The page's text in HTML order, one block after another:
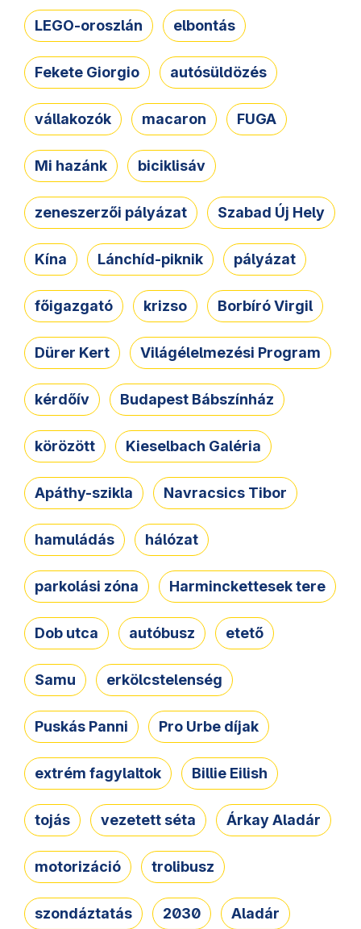
LEGO-oroszlán elbontás
Fekete Giorgio autósüldözés
vállakozók macaron FUGA
Mi hazánk biciklisáv
zeneszerzői pályázat Szabad Új Hely
Kína Lánchíd-piknik pályázat
főigazgató krizso Borbíró Virgil
Dürer Kert Világélelmezési Program
kérdőív Budapest Bábszínház
körözött Kieselbach Galéria
Apáthy-szikla Navracsics Tibor
hamuládás hálózat
parkolási zóna Harminckettesek tere
Dob utca autóbusz etető
Samu erkölcstelenség
Puskás Panni Pro Urbe díjak
extrém fagylaltok Billie Eilish
tojás vezetett séta Árkay Aladár
motorizáció trolibusz
szondáztatás 2030 Aladár